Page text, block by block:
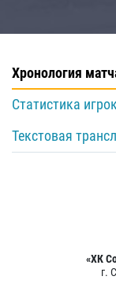
Хронология
Статистика
Текстовая
«ХК
г.